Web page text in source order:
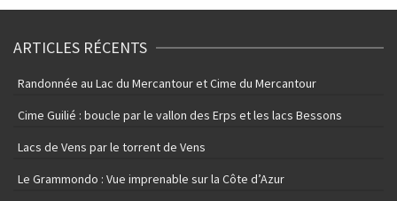
ARTICLES RÉCENTS
Randonnée au Lac du Mercantour et Cime du Mercantour
Cime Guilié : boucle par le vallon des Erps et les lacs Bessons
Lacs de Vens par le torrent de Vens
Le Grammondo : Vue imprenable sur la Côte d’Azur